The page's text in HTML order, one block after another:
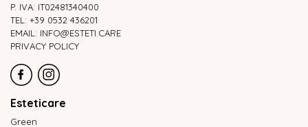
P. IVA: IT02481340400
TEL: +39 0532 436201
EMAIL: INFO@ESTETI.CARE
PRIVACY POLICY
Esteticare
Green